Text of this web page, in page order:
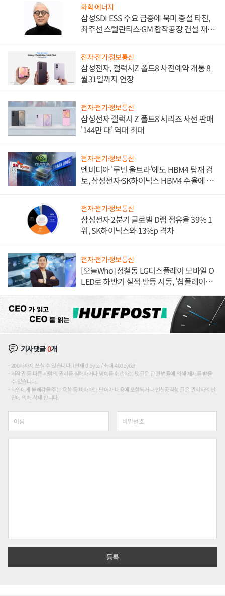
화학·에너지
삼성SDI ESS 수요 급증에 북미 증설 타진,
최주선 스텔란티스·GM 합작공장 건설 재추
전자·전기·정보통신
삼성전자, 갤럭시Z 폴드8 사전예약 개통 8
월31일까지 연장
전자·전기·정보통신
삼성전자 갤럭시 Z 폴드8 시리즈 사전 판매
'144만 대' 역대 최대
전자·전기·정보통신
엔비디아 '루빈 울트라'에도 HBM4 탑재 검
토, 삼성전자·SK하이닉스 HBM4 수율에 주
전자·전기·정보통신
삼성전자 2분기 글로벌 D램 점유율 39% 1
위, SK하이닉스와 13%p 격차
전자·전기·정보통신
[오늘Who] 정철동 LG디스플레이 모바일 O
LED로 하반기 실적 반등 시동, '칩플레이
기사댓글0개
200자까지 쓰실 수 있습니다. (현재 0 byte / 최대 400byte)
저작권 등 다른 사람의 권리를 침해하거나 명예를 훼손하는 댓글은 관련 법률에 의해 제재를 받을
수 있습니다.
타인에게 불쾌감을 주는 욕설 등 비하하는 단어가 내용에 포함되거나 인신공격성 글은 관리자의 판
단에 의해 삭제 합니다.